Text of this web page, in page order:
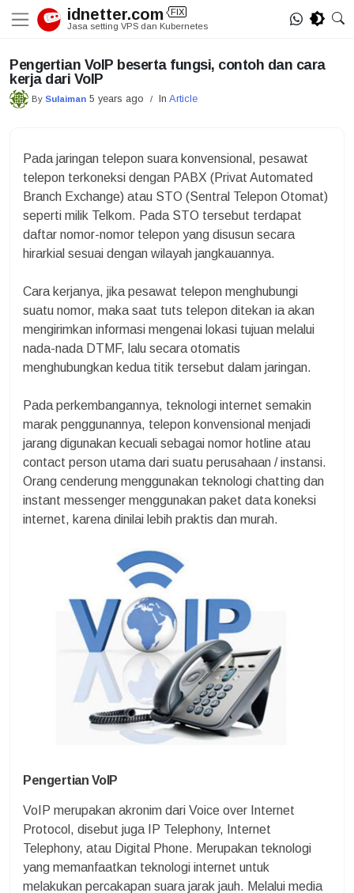
idnetter.com FIX
MIG
Jasa setting VPS dan Kubernetes
Pengertian VoIP beserta fungsi, contoh dan cara
kerja dari VoIP
By Sulaiman 5 years ago / In Article
Pada jaringan telepon suara konvensional, pesawat
telepon terkoneksi dengan PABX (Privat Automated
Branch Exchange) atau STO (Sentral Telepon Otomat)
seperti milik Telkom. Pada STO tersebut terdapat
daftar nomor-nomor telepon yang disusun secara
hirarkial sesuai dengan wilayah jangkauannya.
Cara kerjanya, jika pesawat telepon menghubungi
suatu nomor, maka saat tuts telepon ditekan ia akan
mengirimkan informasi mengenai lokasi tujuan melalui
nada-nada DTMF, lalu secara otomatis
menghubungkan kedua titik tersebut dalam jaringan.
Pada perkembangannya, teknologi internet semakin
marak penggunannya, telepon konvensional menjadi
jarang digunakan kecuali sebagai nomor hotline atau
contact person utama dari suatu perusahaan / instansi.
Orang cenderung menggunakan teknologi chatting dan
instant messenger menggunakan paket data koneksi
internet, karena dinilai lebih praktis dan murah.
Pengertian VoIP
VoIP merupakan akronim dari Voice over Internet
Protocol, disebut juga IP Telephony, Internet
Telephony, atau Digital Phone. Merupakan teknologi
yang memanfaatkan teknologi internet untuk
melakukan percakapan suara jarak jauh. Melalui media